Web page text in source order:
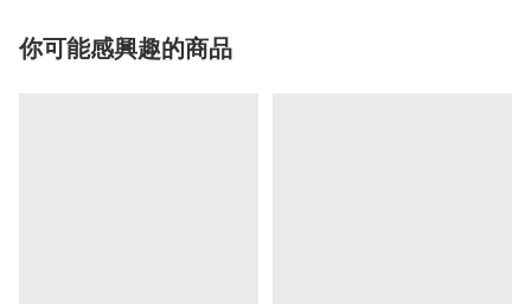
你可能感興趣的商品